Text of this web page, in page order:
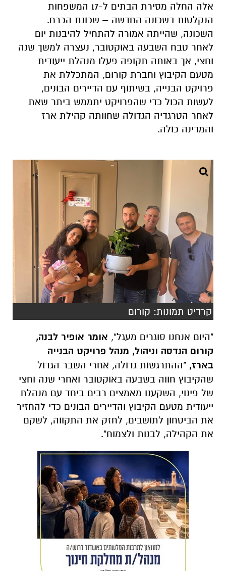
אלה החלה מסירת הבתים ל-17 המשפחות
הנקלטות בשכונה החדשה – שכונת הכרם.
השכונה, שהייתה אמורה להתחיל להיבנות יום
לאחר טבח השבעה באוקטובר, נעצרה למשך שנה
וחצי, אך באותה תקופה פעלו מנהלת ייעודית
מטעם הקיבוץ וחברת קורום, המתכללת את
פרויקט הבנייה, בשיתוף עם הדיירים הבונים,
לעשות הכול כדי שהפרויקט יתממש ביתר שאת
לאחר הטרגדיה הגדולה שחוותה קהילת ארז
והמדינה כולה.
קרדיט תמונות: קורום
"היום אנחנו סוגרים מעגל", אומר אופיר לבנה,
קורום הנדסה וניהול, מנהל פרויקט הבנייה
בארז, "ההתרגשות גדולה, אחרי השבר הגדול
שהקיבוץ חווה בשבעה באוקטובר ואחרי שנה וחצי
של פינוי, השקענו מאמצים רבים ביחד עם מנהלת
ייעודית מטעם הקיבוץ והדיירים הבונים כדי להחזיר
את הביטחון לתושבים, לחזק את התקווה, לשקם
את הקהילה, לבנות ולצמוח".